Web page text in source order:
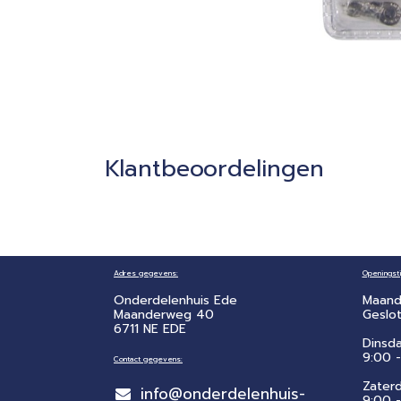
Klantbeoordelingen
Adres gegevens:
Onderdelenhuis Ede
Maanderweg 40
6711 NE EDE
Contact gegevens:
info@onderdelenhuis-
9:00